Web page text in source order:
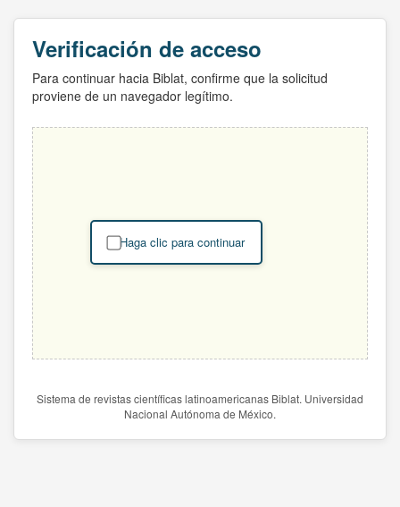
Verificación de acceso
Para continuar hacia Biblat, confirme que la solicitud
proviene de un navegador legítimo.
Haga clic para continuar
Sistema de revistas científicas latinoamericanas Biblat. Universidad
Nacional Autónoma de México.